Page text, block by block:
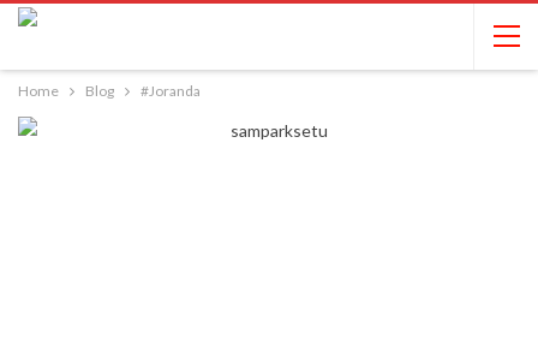
Home Blog #Joranda